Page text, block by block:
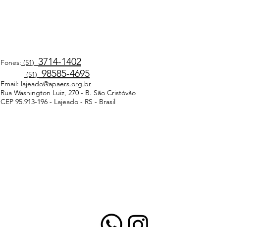
Fones: (51) 3714-1402
(51) 98585-4695
Email: lajeado@apaers.org.br
Rua Washington Luiz, 270 - B. São Cristóvão
CEP 95.913-196 - Lajeado - RS - Brasil